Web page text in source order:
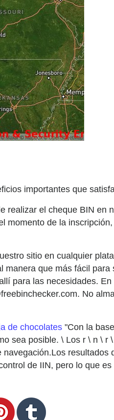
importantes que
realizar el cheque BIN en
momento de la
sitio en cualquier
que más fácil para
para las necesidades.
No
de chocolates "Con la
sea posible. \ Los r \ n \ r
resultados
de IIN, pero lo que